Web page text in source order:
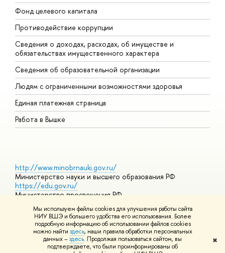
Мы используем файлы cookies для улучшения работы сайта
НИУ ВШЭ и большего удобства его использования. Более
подробную информацию об использовании файлов cookies
можно найти здесь, наши правила обработки персональных
данных –здесь. Продолжая пользоваться сайтом, вы
подтверждаете, что были проинформированы об
✖
Фонд целевого капитала
Противодействие коррупции
Сведения о доходах, расходах, об имуществе и
обязательствах имущественного характера
Сведения об образовательной организации
Людям с ограниченными возможностями здоровья
Единая платежная страница
Работа в Вышке
http://www.minobrnauki.gov.ru/
Министерство науки и высшего образования РФ
https://edu.gov.ru/
Министерство просвещения РФ
https://elearning.hse.ru/mooc
Массовые открытые онлайн-курсы
© НИУ ВШЭ 1993–2026 Адреса и контактыУсловия
использования материалов Политика конфиденциальности